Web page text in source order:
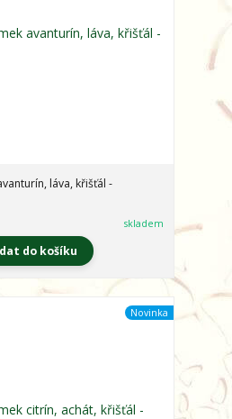
láva, křišťál -
skladem
do košíku
Novinka